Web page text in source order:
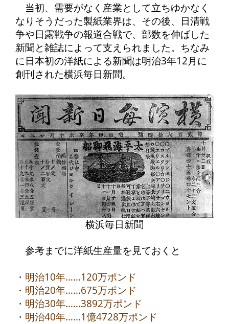
当初、需要がなく産業として立ちゆかなく
なりそうだった製紙業界は、その後、日清戦
争や日露戦争の報道合戦で、部数を伸ばした
新聞と雑誌によって支えられました。ちなみ
に日本初の洋紙による新聞は明治3年12月に
創刊された横浜毎日新聞。
横浜毎日新聞
参考までに洋紙生産量を見ておくと
・明治10年……120万ポンド
・明治20年……675万ポンド
・明治30年……3892万ポンド
・明治40年……1億4728万ポンド